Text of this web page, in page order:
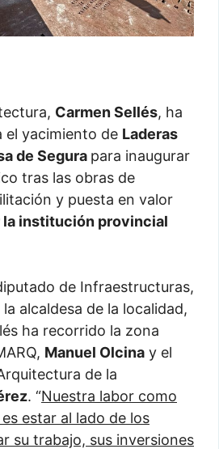
Carmen Sellés, ha
el yacimiento de Laderas
de Segura para inaugurar
tras las obras de
y puesta en valor
institución provincial
de Infraestructuras,
la alcaldesa de la localidad,
ha recorrido la zona
Manuel Olcina y el
de la
. “Nuestra labor como
estar al lado de los
su trabajo, sus inversiones